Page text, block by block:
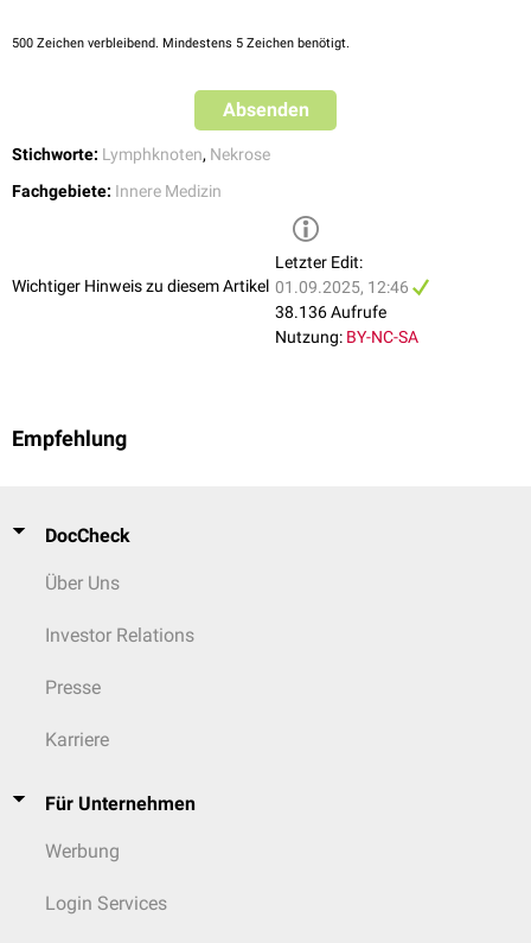
500 Zeichen verbleibend. Mindestens 5 Zeichen benötigt.
Absenden
Stichworte: Lymphknoten, Nekrose
Fachgebiete: Innere Medizin
Wichtiger Hinweis zu diesem Artikel
Letzter Edit:
01.09.2025, 12:46
38.136 Aufrufe
Nutzung: BY-NC-SA
Empfehlung
DocCheck
Über Uns
Investor Relations
Presse
Karriere
Für Unternehmen
Werbung
Login Services